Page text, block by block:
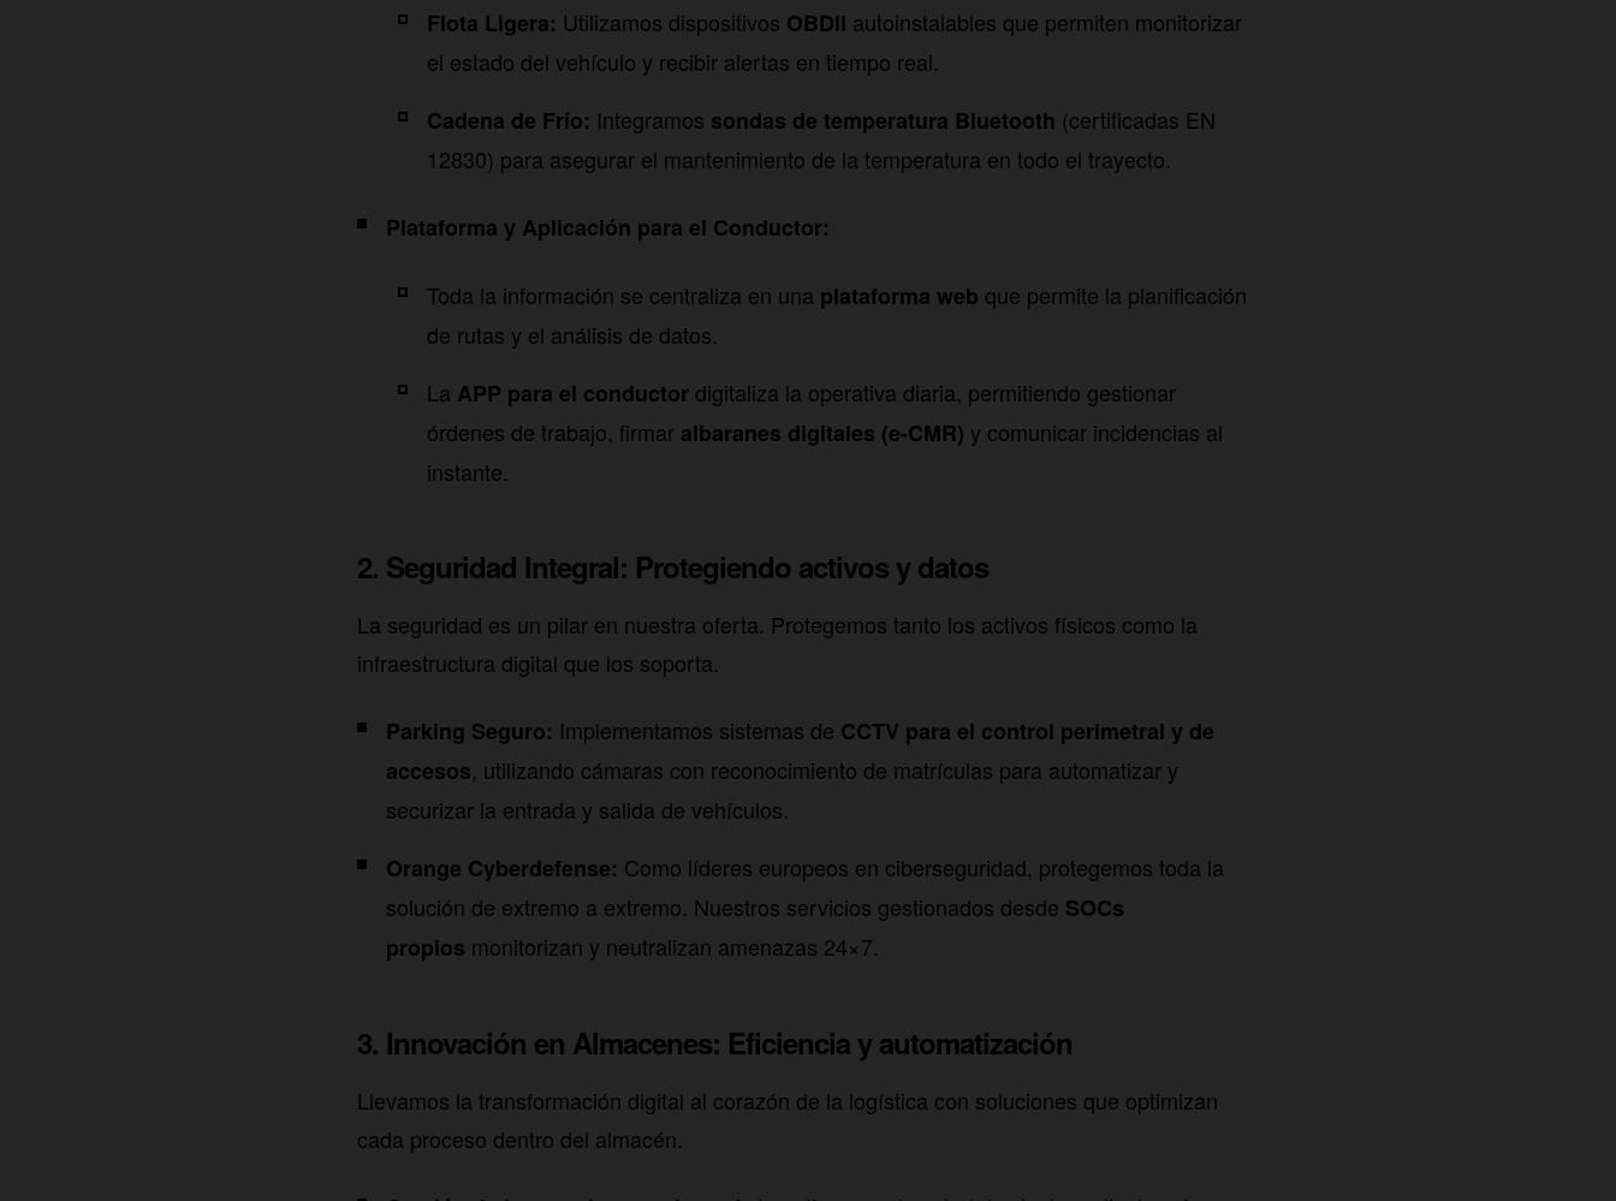
Flota Ligera: Utilizamos dispositivos OBDII autoinstalables que permiten monitorizar
el estado del vehículo y recibir alertas en tiempo real.
Cadena de Frío: Integramos sondas de temperatura Bluetooth (certificadas EN
12830) para asegurar el mantenimiento de la temperatura en todo el trayecto.
Plataforma y Aplicación para el Conductor:
Toda la información se centraliza en una plataforma web que permite la planificación
de rutas y el análisis de datos.
La APP para el conductor digitaliza la operativa diaria, permitiendo gestionar
órdenes de trabajo, firmar albaranes digitales (e-CMR) y comunicar incidencias al
instante.
2. Seguridad Integral: Protegiendo activos y datos
La seguridad es un pilar en nuestra oferta. Protegemos tanto los activos físicos como la
infraestructura digital que los soporta.
Parking Seguro: Implementamos sistemas de CCTV para el control perimetral y de
accesos, utilizando cámaras con reconocimiento de matrículas para automatizar y
securizar la entrada y salida de vehículos.
Orange Cyberdefense: Como líderes europeos en ciberseguridad, protegemos toda la
solución de extremo a extremo. Nuestros servicios gestionados desde SOCs
propios monitorizan y neutralizan amenazas 24×7.
3. Innovación en Almacenes: Eficiencia y automatización
Llevamos la transformación digital al corazón de la logística con soluciones que optimizan
cada proceso dentro del almacén.